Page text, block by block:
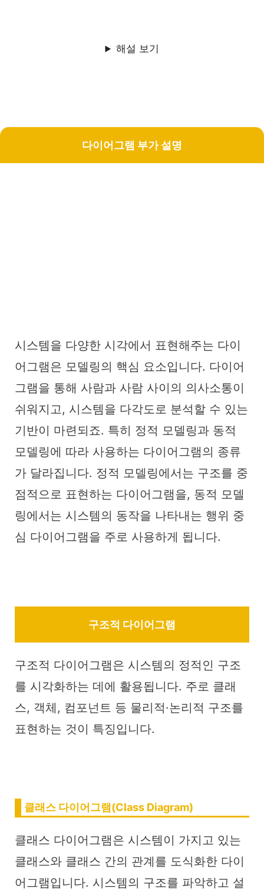
해설 보기
다이어그램 부가 설명
시스템을 다양한 시각에서 표현해주는 다이
어그램은 모델링의 핵심 요소입니다. 다이어
그램을 통해 사람과 사람 사이의 의사소통이
쉬워지고, 시스템을 다각도로 분석할 수 있는
기반이 마련되죠. 특히 정적 모델링과 동적
모델링에 따라 사용하는 다이어그램의 종류
가 달라집니다. 정적 모델링에서는 구조를 중
점적으로 표현하는 다이어그램을, 동적 모델
링에서는 시스템의 동작을 나타내는 행위 중
심 다이어그램을 주로 사용하게 됩니다.
구조적 다이어그램
구조적 다이어그램은 시스템의 정적인 구조
를 시각화하는 데에 활용됩니다. 주로 클래
스, 객체, 컴포넌트 등 물리적·논리적 구조를
표현하는 것이 특징입니다.
클래스 다이어그램(Class Diagram)
클래스 다이어그램은 시스템이 가지고 있는
클래스와 클래스 간의 관계를 도식화한 다이
어그램입니다. 시스템의 구조를 파악하고 설